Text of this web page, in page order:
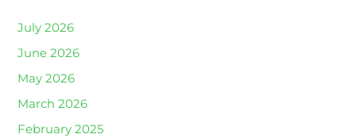
July 2026
June 2026
May 2026
March 2026
February 2025